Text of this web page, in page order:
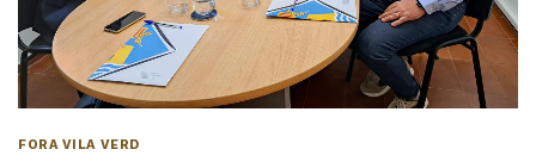
FORA VILA VERD